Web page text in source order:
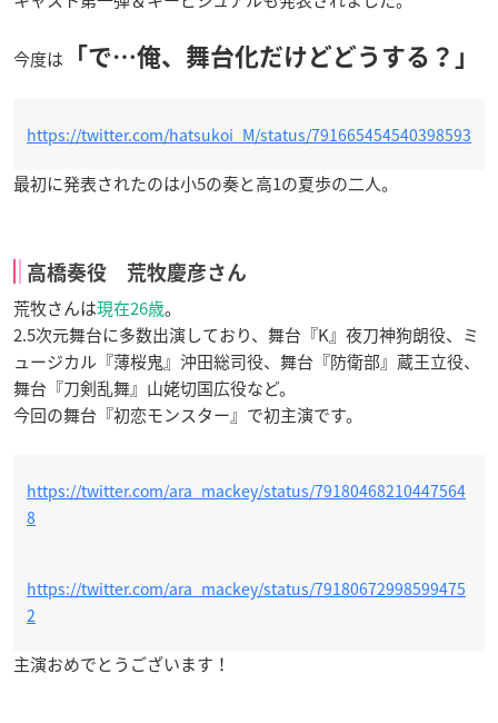
今度は 「で…俺、舞台化だけどどうする？」
https://twitter.com/hatsukoi_M/status/791665454540398593
最初に発表されたのは小5の奏と高1の夏歩の二人。
高橋奏役 荒牧慶彦さん
荒牧さんは現在26歳。
2.5次元舞台に多数出演しており、舞台『K』夜刀神狗朗役、ミ
ュージカル『薄桜鬼』沖田総司役、舞台『防衛部』蔵王立役、
舞台『刀剣乱舞』山姥切国広役など。
今回の舞台『初恋モンスター』で初主演です。
https://twitter.com/ara_mackey/status/79180468210447564
8
https://twitter.com/ara_mackey/status/79180672998599475
2
主演おめでとうございます！